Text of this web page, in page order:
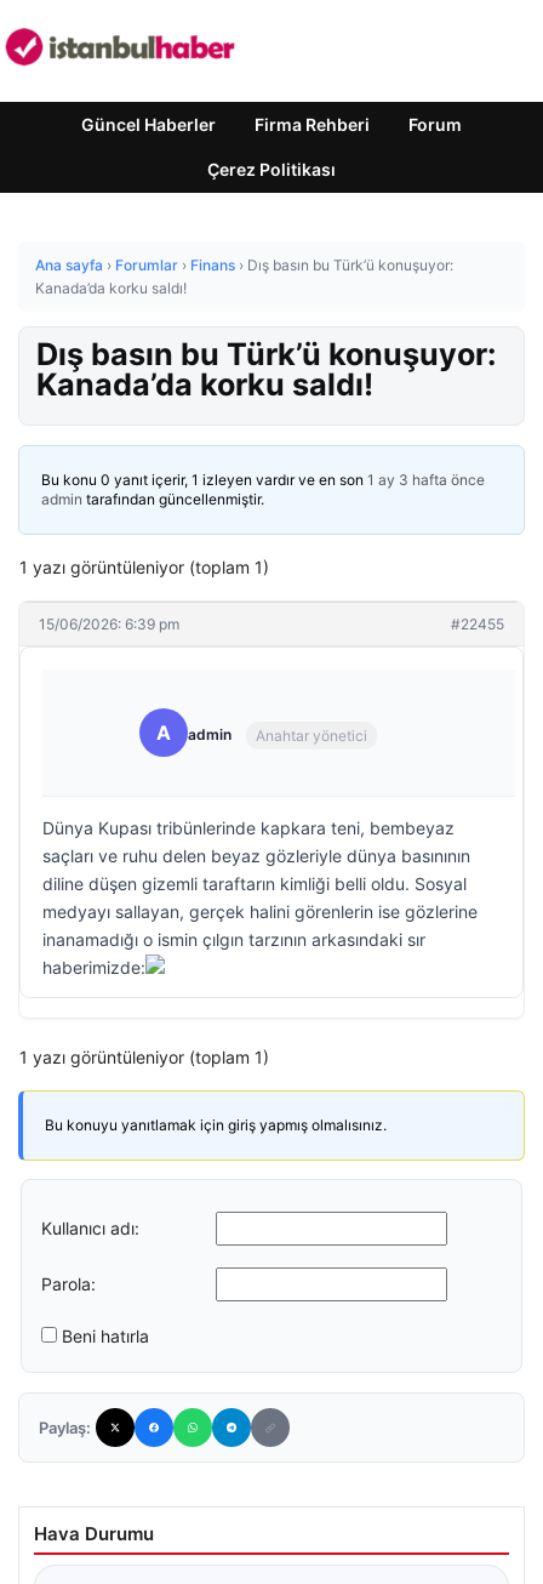
Güncel Haberler Firma Rehberi Forum
Çerez Politikası
Ana sayfa › Forumlar › Finans › Dış basın bu Türk’ü konuşuyor:
Kanada’da korku saldı!
Dış basın bu Türk’ü konuşuyor:
Kanada’da korku saldı!
Bu konu 0 yanıt içerir, 1 izleyen vardır ve en son 1 ay 3 hafta önce
admin tarafından güncellenmiştir.
1 yazı görüntüleniyor (toplam 1)
15/06/2026: 6:39 pm #22455
A admin Anahtar yönetici
Dünya Kupası tribünlerinde kapkara teni, bembeyaz
saçları ve ruhu delen beyaz gözleriyle dünya basınının
diline düşen gizemli taraftarın kimliği belli oldu. Sosyal
medyayı sallayan, gerçek halini görenlerin ise gözlerine
inanamadığı o ismin çılgın tarzının arkasındaki sır
haberimizde:
1 yazı görüntüleniyor (toplam 1)
Bu konuyu yanıtlamak için giriş yapmış olmalısınız.
Kullanıcı adı:
Parola:
Beni hatırla
Paylaş:
Hava Durumu